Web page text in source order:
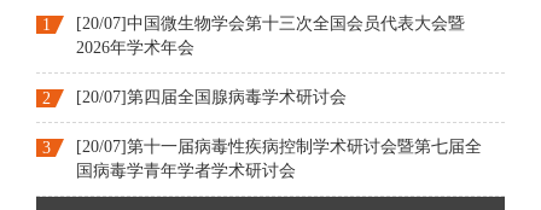
1
[20/07]中国微生物学会第十三次全国会员代表大会暨
2026年学术年会
2 [20/07]第四届全国腺病毒学术研讨会
3
[20/07]第十一届病毒性疾病控制学术研讨会暨第七届全
国病毒学青年学者学术研讨会